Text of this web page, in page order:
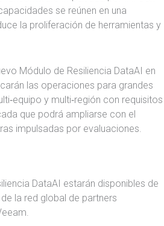
se reúnen en una
la proliferación de herramientas y
Módulo de Resiliencia DataAI en
las operaciones para grandes
y multi‑región con requisitos
que podrá ampliarse con el
impulsadas por evaluaciones.
DataAI estarán disponibles de
la red global de partners